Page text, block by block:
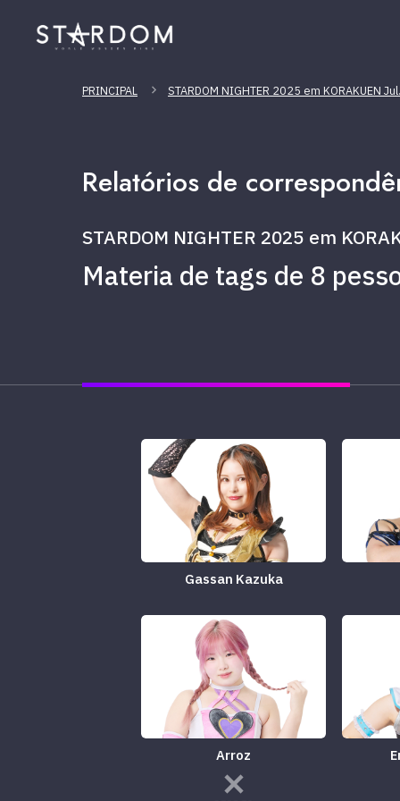
PRINCIPAL STARDOM NIGHTER 2025 em KORAKUEN Jul.
Relatórios de
STARDOM NIGHTER 2025 em
Materia de tags de 8
Gassan Kazuka
Arroz